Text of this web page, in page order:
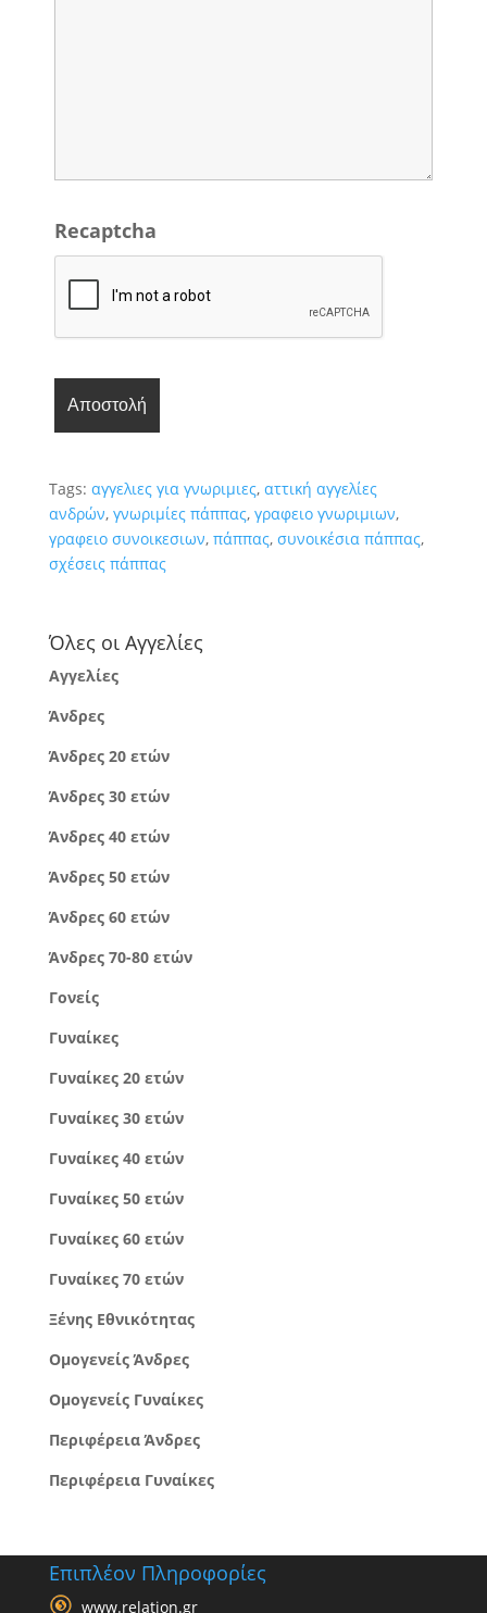
Recaptcha
Tags: αγγελιες για γνωριμιες, αττική αγγελίες
ανδρών, γνωριμίες πάππας, γραφειο γνωριμιων,
γραφειο συνοικεσιων, πάππας, συνοικέσια πάππας,
σχέσεις πάππας
Όλες οι Αγγελίες
Αγγελίες
Άνδρες
Άνδρες 20 ετών
Άνδρες 30 ετών
Άνδρες 40 ετών
Άνδρες 50 ετών
Άνδρες 60 ετών
Άνδρες 70-80 ετών
Γονείς
Γυναίκες
Γυναίκες 20 ετών
Γυναίκες 30 ετών
Γυναίκες 40 ετών
Γυναίκες 50 ετών
Γυναίκες 60 ετών
Γυναίκες 70 ετών
Ξένης Εθνικότητας
Ομογενείς Άνδρες
Ομογενείς Γυναίκες
Περιφέρεια Άνδρες
Περιφέρεια Γυναίκες
Επιπλέον Πληροφορίες
www.relation.gr